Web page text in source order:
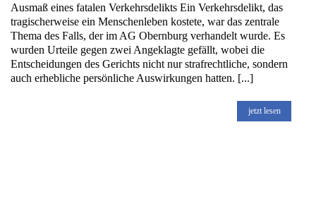
Ausmaß eines fatalen Verkehrsdelikts Ein Verkehrsdelikt, das
tragischerweise ein Menschenleben kostete, war das zentrale
Thema des Falls, der im AG Obernburg verhandelt wurde. Es
wurden Urteile gegen zwei Angeklagte gefällt, wobei die
Entscheidungen des Gerichts nicht nur strafrechtliche, sondern
auch erhebliche persönliche Auswirkungen hatten. [...]
jetzt lesen